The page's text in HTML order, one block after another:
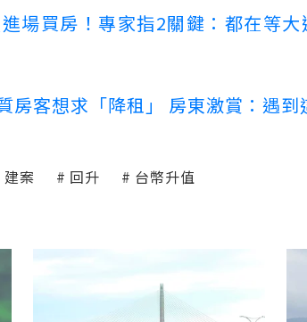
場買房！專家指2關鍵：都在等
房客想求「降租」 房東激賞：遇到
建案 回升 台幣升值